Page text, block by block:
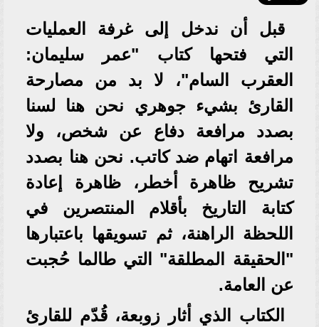
قبل أن ندخل إلى غرفة العمليات
التي فتحها كتاب "عمر سليمان:
العقرب السام"، لا بد من مصارحة
القارئ بشيء جوهري نحن هنا لسنا
بصدد مرافعة دفاع عن شخص، ولا
مرافعة اتهام ضد كاتب. نحن هنا بصدد
تشريح ظاهرة أخطر، ظاهرة إعادة
كتابة التاريخ بأقلام المنتصرين في
اللحظة الراهنة، ثم تسويقها باعتبارها
"الحقيقة المطلقة" التي طالما حُجبت
عن العامة.
الكتاب الذي أثار زوبعة، قُدّم للقارئ